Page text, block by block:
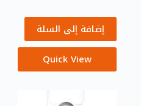
إضافة إلى السلة
Quick View